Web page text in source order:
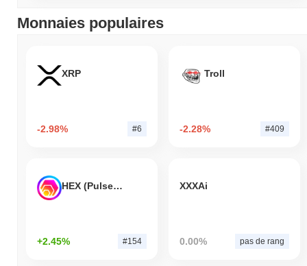
Monnaies populaires
XRP
-2.98% #6
Troll
-2.28% #409
HEX (Pulsechain)
+2.45% #154
XXXAi
0.00% pas de rang